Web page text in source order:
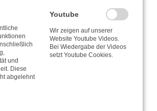
bghp.de
halle.de
und
Diese
abgelehnt
Youtube
Wir zeigen auf unserer
Website Youtube Videos.
Bei Wiedergabe der Videos
setzt Youtube Cookies.